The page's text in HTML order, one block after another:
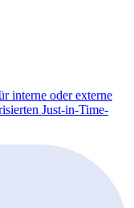
interne oder externe
Just-in-Time-